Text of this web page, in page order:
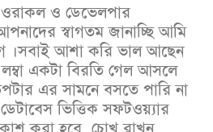
ও ডেভেলপার
স্বাগতম জানাচ্ছি আমি
।সবাই আশা করি ভাল আছেন
একটা বিরতি গেল আসলে
এর সামনে বসতে পারি না
ডেটাবেস ভিত্তিক সফটওয়্যার
করা হবে ,চোখ রাখুন